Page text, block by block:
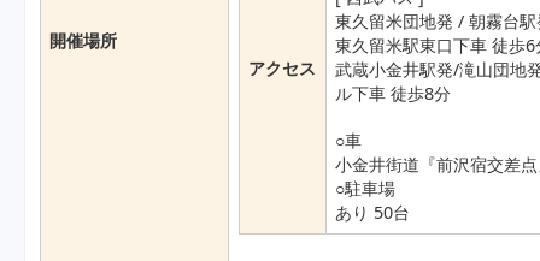
開催場所
アクセス
東久留米団地発 / 朝霧台
東久留米駅東口下車 徒歩6
武蔵小金井駅発/滝山団地
ル下車 徒歩8分
○車
小金井街道『前沢宿交差
○駐車場
あり 50台